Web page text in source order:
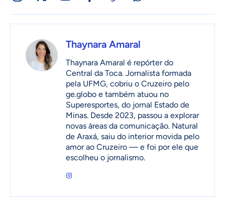
Thaynara Amaral
Thaynara Amaral é repórter do
Central da Toca. Jornalista formada
pela UFMG, cobriu o Cruzeiro pelo
ge.globo e também atuou no
Superesportes, do jornal Estado de
Minas. Desde 2023, passou a explorar
novas áreas da comunicação. Natural
de Araxá, saiu do interior movida pelo
amor ao Cruzeiro — e foi por ele que
escolheu o jornalismo.